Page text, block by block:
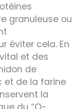
granuleuse ou
éviter cela. En
et des
de
et de la farine
la